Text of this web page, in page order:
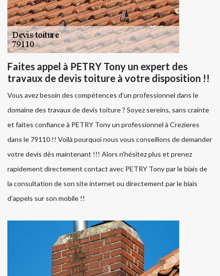
Faites appel à PETRY Tony un expert des
travaux de devis toiture à votre disposition !!
Vous avez besoin des compétences d’un professionnel dans le
domaine des travaux de devis toiture ? Soyez sereins, sans crainte
et faites confiance à PETRY Tony un professionnel à Crezieres
dans le 79110 !! Voilà pourquoi nous vous conseillons de demander
votre devis dès maintenant !!! Alors n’hésitez plus et prenez
rapidement directement contact avec PETRY Tony par le biais de
la consultation de son site internet ou directement par le biais
d’appels sur son mobile !!